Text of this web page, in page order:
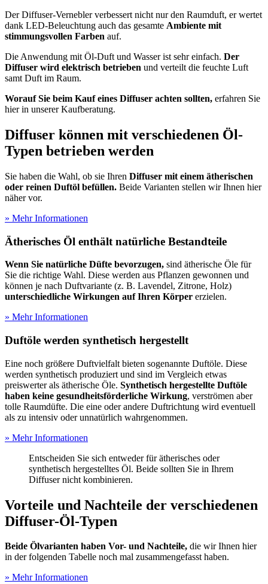
Der Diffuser-Vernebler verbessert nicht nur den Raumduft, er wertet
dank LED-Beleuchtung auch das gesamte Ambiente mit
stimmungsvollen Farben auf.
Die Anwendung mit Öl-Duft und Wasser ist sehr einfach. Der
Diffuser wird elektrisch betrieben und verteilt die feuchte Luft
samt Duft im Raum.
Worauf Sie beim Kauf eines Diffuser achten sollten, erfahren Sie
hier in unserer Kaufberatung.
Diffuser können mit verschiedenen Öl-
Typen betrieben werden
Sie haben die Wahl, ob sie Ihren Diffuser mit einem ätherischen
oder reinen Duftöl befüllen. Beide Varianten stellen wir Ihnen hier
näher vor.
» Mehr Informationen
Ätherisches Öl enthält natürliche Bestandteile
Wenn Sie natürliche Düfte bevorzugen, sind ätherische Öle für
Sie die richtige Wahl. Diese werden aus Pflanzen gewonnen und
können je nach Duftvariante (z. B. Lavendel, Zitrone, Holz)
unterschiedliche Wirkungen auf Ihren Körper erzielen.
» Mehr Informationen
Duftöle werden synthetisch hergestellt
Eine noch größere Duftvielfalt bieten sogenannte Duftöle. Diese
werden synthetisch produziert und sind im Vergleich etwas
preiswerter als ätherische Öle. Synthetisch hergestellte Duftöle
haben keine gesundheitsförderliche Wirkung, verströmen aber
tolle Raumdüfte. Die eine oder andere Duftrichtung wird eventuell
als zu intensiv oder unnatürlich wahrgenommen.
» Mehr Informationen
Entscheiden Sie sich entweder für ätherisches oder
synthetisch hergestelltes Öl. Beide sollten Sie in Ihrem
Diffuser nicht kombinieren.
Vorteile und Nachteile der verschiedenen
Diffuser-Öl-Typen
Beide Ölvarianten haben Vor- und Nachteile, die wir Ihnen hier
in der folgenden Tabelle noch mal zusammengefasst haben.
» Mehr Informationen